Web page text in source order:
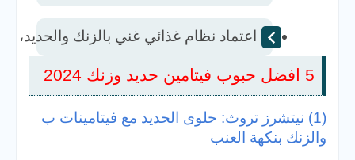
اعتماد نظام غذائي غني بالزنك والحديد،
5 افضل حبوب فيتامين حديد​ وزنك 2024
(1) نيتشرز تروث: حلوى الحديد مع فيتامينات ب
والزنك بنكهة العنب